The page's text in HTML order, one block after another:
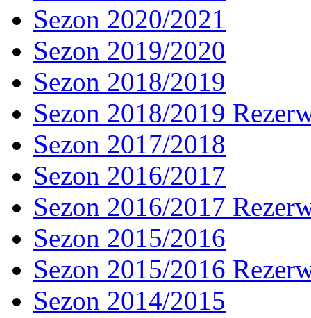
Sezon 2020/2021
Sezon 2019/2020
Sezon 2018/2019
Sezon 2018/2019
Sezon 2017/2018
Sezon 2016/2017
Sezon 2016/2017
Sezon 2015/2016
Sezon 2015/2016
Sezon 2014/2015